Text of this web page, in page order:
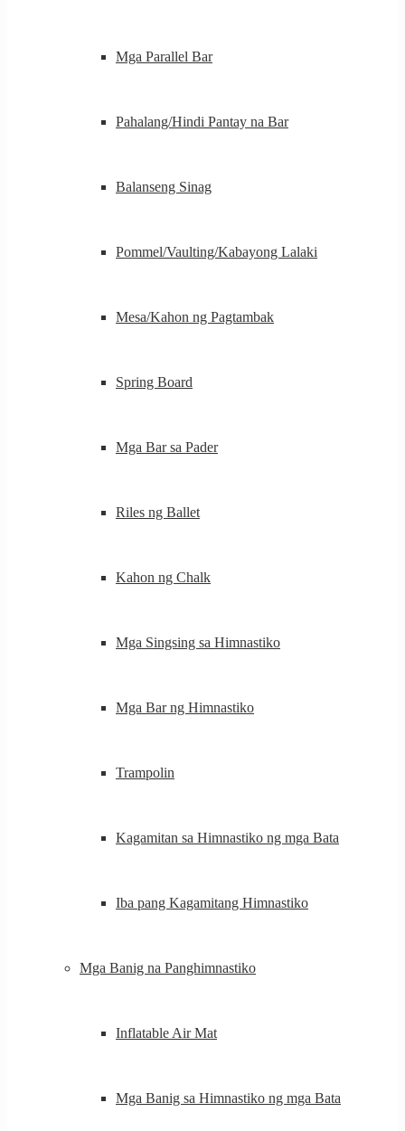
Mga Parallel Bar
Pahalang/Hindi Pantay na Bar
Balanseng Sinag
Pommel/Vaulting/Kabayong Lalaki
Mesa/Kahon ng Pagtambak
Spring Board
Mga Bar sa Pader
Riles ng Ballet
Kahon ng Chalk
Mga Singsing sa Himnastiko
Mga Bar ng Himnastiko
Trampolin
Kagamitan sa Himnastiko ng mga Bata
Iba pang Kagamitang Himnastiko
Mga Banig na Panghimnastiko
Inflatable Air Mat
Mga Banig sa Himnastiko ng mga Bata